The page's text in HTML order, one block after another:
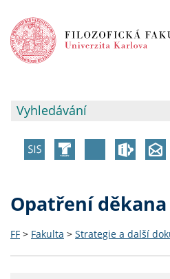
Opatření děkana
FF > Fakulta > Strategie a další